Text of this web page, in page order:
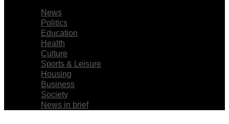
News
Politics
Education
Health
Culture
Sports & Leisure
Housing
Business
Society
News in brief